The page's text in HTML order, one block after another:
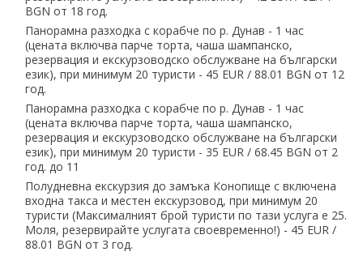
BGN от 18 год.
Панорамна разходка с корабче по р. Дунав - 1 час
(цената включва парче торта, чаша шампанско,
резервация и екскурзоводско обслужване на български
език), при минимум 20 туристи - 45 EUR ∕ 88.01 BGN от 12
год.
Панорамна разходка с корабче по р. Дунав - 1 час
(цената включва парче торта, чаша шампанско,
резервация и екскурзоводско обслужване на български
език), при минимум 20 туристи - 35 EUR ∕ 68.45 BGN от 2
год. до 11
Полудневна екскурзия до замъка Конопище с включена
входна такса и местен екскурзовод, при минимум 20
туристи (Максималният брой туристи по тази услуга е 25.
Моля, резервирайте услугата своевременно!) - 45 EUR ∕
88.01 BGN от 3 год.